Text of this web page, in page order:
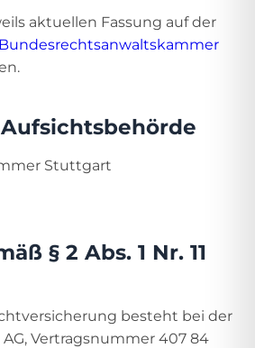
aktuellen Fassung auf der
Bundesrechtsanwaltskammer
Stuttgart
§ 2 Abs. 1 Nr. 11
besteht bei der
AG, Vertragsnummer 407 84